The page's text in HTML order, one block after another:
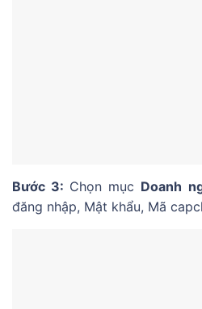
Bước 3: Chọn mục Doanh
đăng nhập, Mật khẩu, Mã